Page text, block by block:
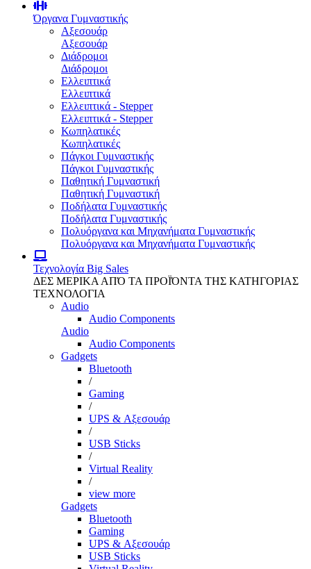
Όργανα Γυμναστικής
Αξεσουάρ
Αξεσουάρ
Διάδρομοι
Διάδρομοι
Ελλειπτικά
Ελλειπτικά
Ελλειπτικά - Stepper
Ελλειπτικά - Stepper
Κωπηλατικές
Κωπηλατικές
Πάγκοι Γυμναστικής
Πάγκοι Γυμναστικής
Παθητική Γυμναστική
Παθητική Γυμναστική
Ποδήλατα Γυμναστικής
Ποδήλατα Γυμναστικής
Πολυόργανα και Μηχανήματα Γυμναστικής
Πολυόργανα και Μηχανήματα Γυμναστικής
Τεχνολογία Big Sales
ΔΕΣ ΜΕΡΙΚΑ ΑΠΌ ΤΑ ΠΡΟΪΌΝΤΑ ΤΗΣ ΚΑΤΗΓΟΡΙΑΣ
ΤΕΧΝΟΛΟΓΙΑ
Audio
Audio Components
Audio
Audio Components
Gadgets
Bluetooth
/
Gaming
/
UPS & Αξεσουάρ
/
USB Sticks
/
Virtual Reality
/
view more
Gadgets
Bluetooth
Gaming
UPS & Αξεσουάρ
USB Sticks